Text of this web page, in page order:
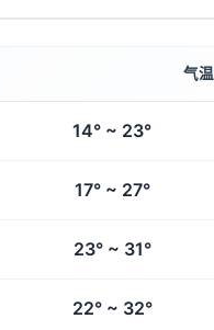
气温
14° ~ 23°
17° ~ 27°
23° ~ 31°
22° ~ 32°